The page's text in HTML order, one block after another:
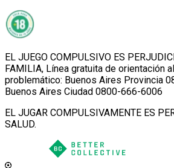
EL JUEGO COMPULSIVO ES
FAMILIA, Línea gratuita de orientación
problemático: Buenos Aires Provincia
Buenos Aires Ciudad 0800-666-6006
EL JUGAR COMPULSIVAMENTE ES
SALUD.